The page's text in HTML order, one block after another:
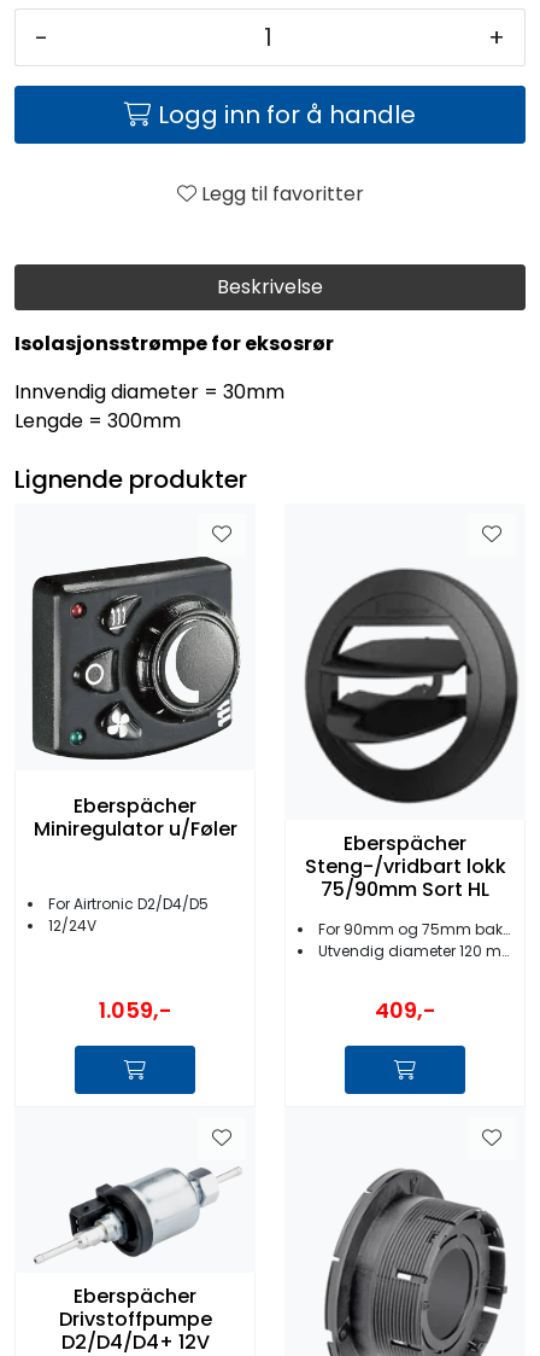
Beskrivelse
Isolasjonsstrømpe for eksosrør
Innvendig diameter = 30mm
Lengde = 300mm
- +
Logg inn for å handle
Legg til favoritter
Lignende produkter
Eberspächer
Miniregulator u/Føler
For Airtronic D2/D4/D5
12/24V
1.059,-
Eberspächer
Steng-/vridbart lokk
75/90mm Sort HL
For 90mm og 75mm bakstykker
Utvendig diameter 120 mm
409,-
Eberspächer
Drivstoffpumpe
D2/D4/D4+ 12V